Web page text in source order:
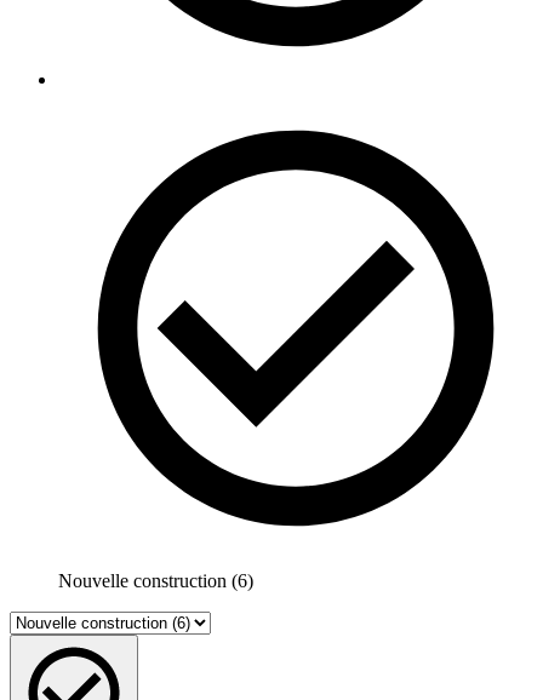
Nouvelle construction (6)